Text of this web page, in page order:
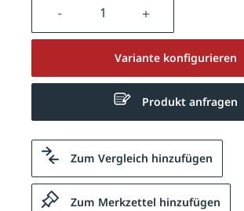
Produkt Anzahl: Gib den
Variante konfigurieren
Produkt anfragen
Zum Vergleich hinzufügen
Zum Merkzettel hinzufügen